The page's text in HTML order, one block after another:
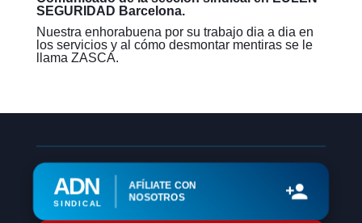
SEGURIDAD Barcelona.
Nuestra enhorabuena por su trabajo dia a dia en
los servicios y al cómo desmontar mentiras se le
llama ZASCA.
ADN
SINDICAL
AFÍLIATE CON
NOSOTROS